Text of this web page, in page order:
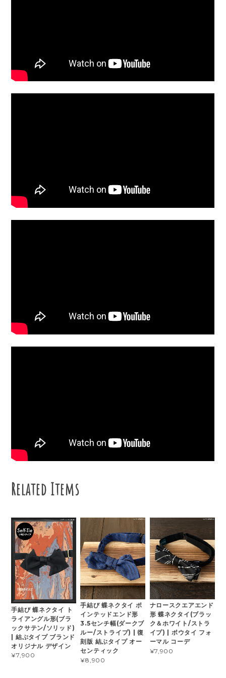
Related Items
手結び 蝶ネクタイ ト
ライアングル形(ブラ
ックサテン/ソリッド)
| 結ぶタイプ ブランド
オリジナル デザイン
¥7,900
手結び 蝶ネクタイ ポ
インテッドエンド形
3.5センチ幅(ダークブ
ルー/ストライプ) | 復
刻版 結ぶタイプ オー
センティック
¥8,900
ナロースクエアエンド
形 蝶ネクタイ(ブラッ
ク＆ホワイト/ストラ
イプ) | ボウタイ フォ
ーマル コーデ
¥7,900